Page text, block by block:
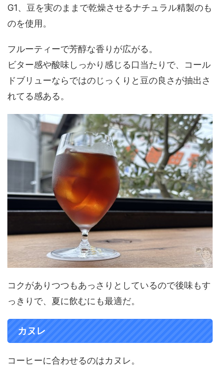
G1、豆を実のままで乾燥させるナチュラル精製のも
のを使用。
フルーティーで芳醇な香りが広がる。
ビター感や酸味しっかり感じる口当たりで、コール
ドブリューならではのじっくりと豆の良さが抽出さ
れてる感ある。
コクがありつつもあっさりとしているので後味もす
っきりで、夏に飲むにも最適だ。
カヌレ
コーヒーに合わせるのはカヌレ。